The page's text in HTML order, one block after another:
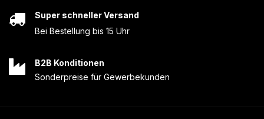
Super schneller Versand
Bei Bestellung bis 15 Uhr
B2B Konditionen
Sonderpreise für Gewerbekunden